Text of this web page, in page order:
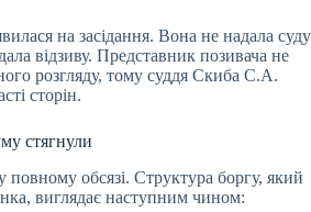
на засідання. Вона не надала суду
відзиву. Представник позивача не
розгляду, тому суддя Скиба С.А.
сторін.
стягнули
повному обсязі. Структура боргу, який
виглядає наступним чином: